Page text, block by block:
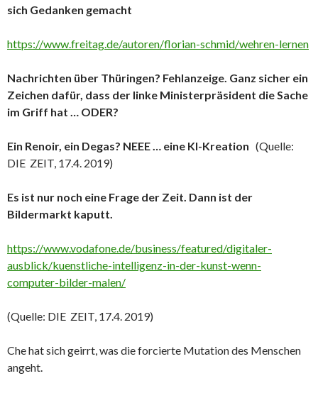
sich Gedanken gemacht
https://www.freitag.de/autoren/florian-schmid/wehren-lernen
Nachrichten über Thüringen? Fehlanzeige. Ganz sicher ein
Zeichen dafür, dass der linke Ministerpräsident die Sache
im Griff hat … ODER?
Ein Renoir, ein Degas? NEEE … eine KI-Kreation (Quelle:
DIE ZEIT, 17.4. 2019)
Es ist nur noch eine Frage der Zeit. Dann ist der
Bildermarkt kaputt.
https://www.vodafone.de/business/featured/digitaler-
ausblick/kuenstliche-intelligenz-in-der-kunst-wenn-
computer-bilder-malen/
(Quelle: DIE ZEIT, 17.4. 2019)
Che hat sich geirrt, was die forcierte Mutation des Menschen
angeht.